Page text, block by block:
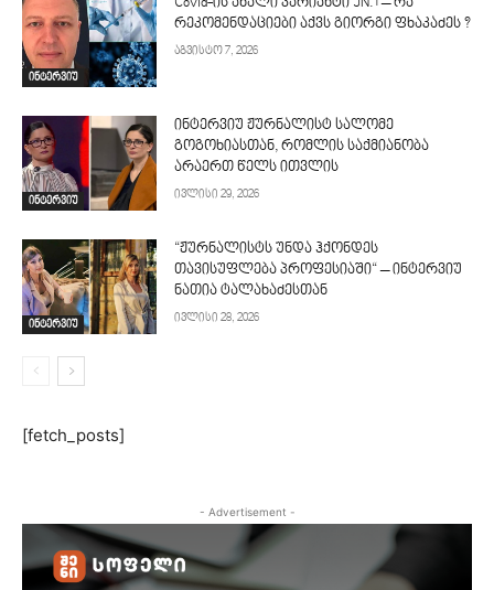
ინტერვიუ
რეკომენდაციები აქვს გიორგი ფხაკაძეს ?
აგვისტო 7, 2026
ინტერვიუ
ინტერვიუ ჟურნალისტ სალომე
გოგოხიასთან, რომლის საქმიანობა
არაერთ წელს ითვლის
ივლისი 29, 2026
ინტერვიუ
“ჟურნალისტს უნდა ჰქონდეს
თავისუფლება პროფესიაში“ – ინტერვიუ
ნათია ტალახაძესთან
ივლისი 28, 2026
[fetch_posts]
- Advertisement -